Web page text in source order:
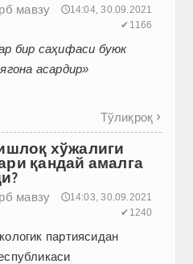
мавзу
🕔14:04, 30.09.2021
✔1166
бир саҳифаси буюк
асардир»
Тўлиқроқ 
хўжалиги
қандай амалга
мавзу
🕔14:03, 30.09.2021
✔1240
партиясидан